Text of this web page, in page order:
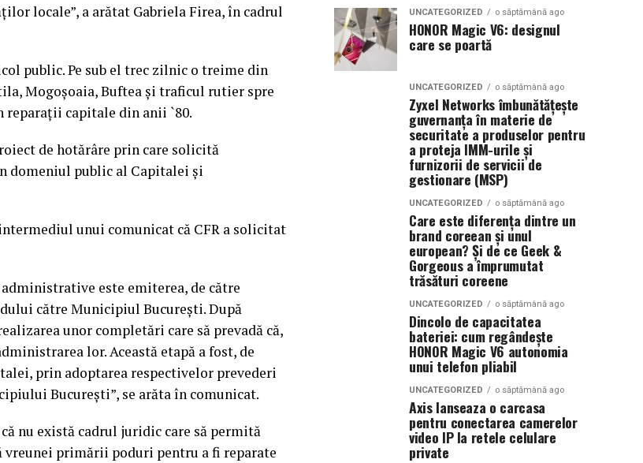
locale”, a arătat Gabriela Firea, în cadrul
public. Pe sub el trec zilnic o treime din
Mogoşoaia, Buftea şi traficul rutier spre
reparaţii capitale din anii `80.
de hotărâre prin care solicită
domeniul public al Capitalei şi
unui comunicat că CFR a solicitat
este emiterea, de către
către Municipiul Bucureşti. După
unor completări care să prevadă că,
lor. Această etapă a fost, de
prin adoptarea respectivelor prevederi
Bucureşti”, se arăta în comunicat.
că nu există cadrul juridic care să permită
vreunei primării poduri pentru a fi reparate
UNCATEGORIZED o săptămână ago
HONOR Magic V6: designul
care se poartă
UNCATEGORIZED o săptămână ago
Zyxel Networks îmbunătățește
guvernanța în materie de
securitate a produselor pentru
a proteja IMM-urile și
furnizorii de servicii de
gestionare (MSP)
UNCATEGORIZED o săptămână ago
Care este diferența dintre un
brand coreean și unul
european? Și de ce Geek &
Gorgeous a împrumutat
trăsături coreene
UNCATEGORIZED o săptămână ago
Dincolo de capacitatea
bateriei: cum regândește
HONOR Magic V6 autonomia
unui telefon pliabil
UNCATEGORIZED o săptămână ago
Axis lanseaza o carcasa
pentru conectarea camerelor
video IP la retele celulare
private